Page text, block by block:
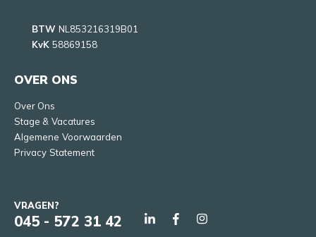
BTW NL853216319B01
KvK 58869158
OVER ONS
Over Ons
Stage & Vacatures
Algemene Voorwaarden
Privacy Statement
VRAGEN?
045 - 572 31 42